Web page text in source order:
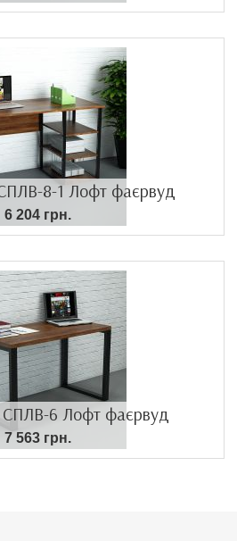
8-1 Лофт фаєрвуд
6 204 грн.
СПЛВ-6 Лофт фаєрвуд
7 563 грн.